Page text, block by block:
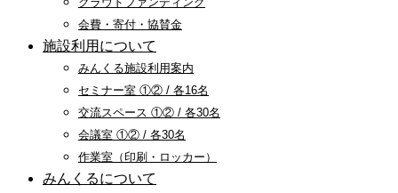
会費・寄付・協賛金
施設利用について
みんくる施設利用案内
セミナー室 ①② / 各16名
交流スペース ①② / 各30名
会議室 ①② / 各30名
作業室（印刷・ロッカー）
みんくるについて